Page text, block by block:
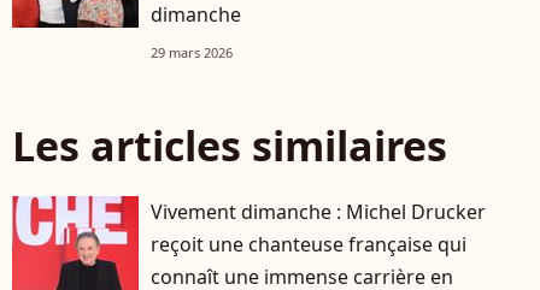
dimanche
29 mars 2026
Les articles similaires
Vivement dimanche : Michel Drucker
reçoit une chanteuse française qui
connaît une immense carrière en